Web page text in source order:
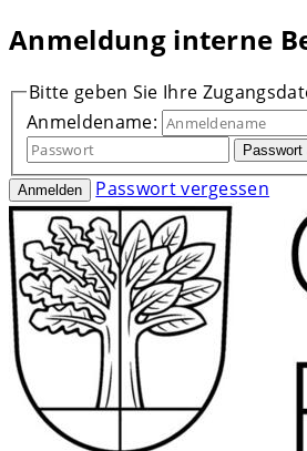
Anmeldung interne
Bitte geben Sie Ihre
Anmeldename:
Passwort
Anmelden Passwort vergessen